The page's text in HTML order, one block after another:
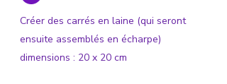
Créer des carrés en laine (qui seront
ensuite assemblés en écharpe)
dimensions : 20 x 20 cm